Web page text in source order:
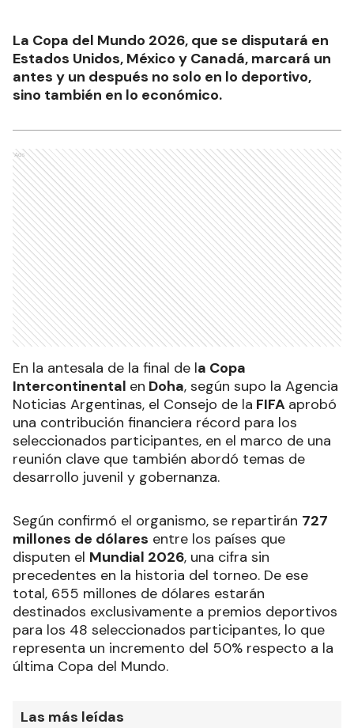
La Copa del Mundo 2026, que se disputará en
Estados Unidos, México y Canadá, marcará un
antes y un después no solo en lo deportivo,
sino también en lo económico.
Ads
En la antesala de la final de la Copa
Intercontinental en Doha, según supo la Agencia
Noticias Argentinas, el Consejo de la FIFA aprobó
una contribución financiera récord para los
seleccionados participantes, en el marco de una
reunión clave que también abordó temas de
desarrollo juvenil y gobernanza.
Según confirmó el organismo, se repartirán 727
millones de dólares entre los países que
disputen el Mundial 2026, una cifra sin
precedentes en la historia del torneo. De ese
total, 655 millones de dólares estarán
destinados exclusivamente a premios deportivos
para los 48 seleccionados participantes, lo que
representa un incremento del 50% respecto a la
última Copa del Mundo.
Las más leídas